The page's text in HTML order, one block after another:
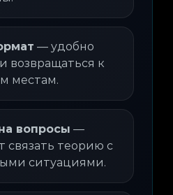
— удобно
возвращаться к
местам.
вопросы —
связать теорию с
ситуациями.